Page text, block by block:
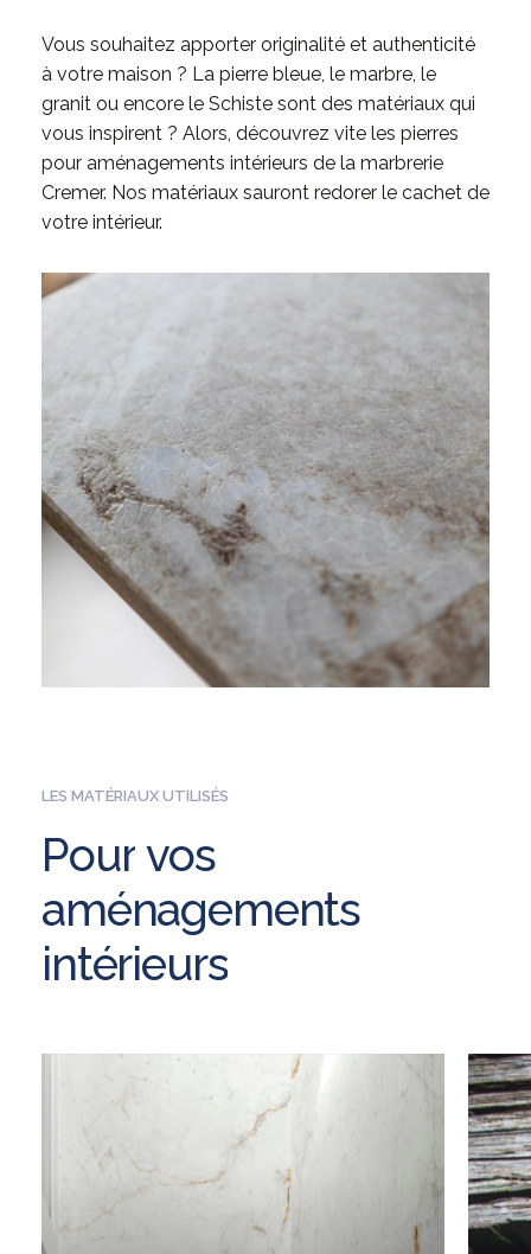
Vous souhaitez apporter originalité et authenticité
à votre maison ? La pierre bleue, le marbre, le
granit ou encore le Schiste sont des matériaux qui
vous inspirent ? Alors, découvrez vite les pierres
pour aménagements intérieurs de la marbrerie
Cremer. Nos matériaux sauront redorer le cachet de
votre intérieur.
LES MATÉRIAUX UTILISÉS
Pour vos
aménagements
intérieurs